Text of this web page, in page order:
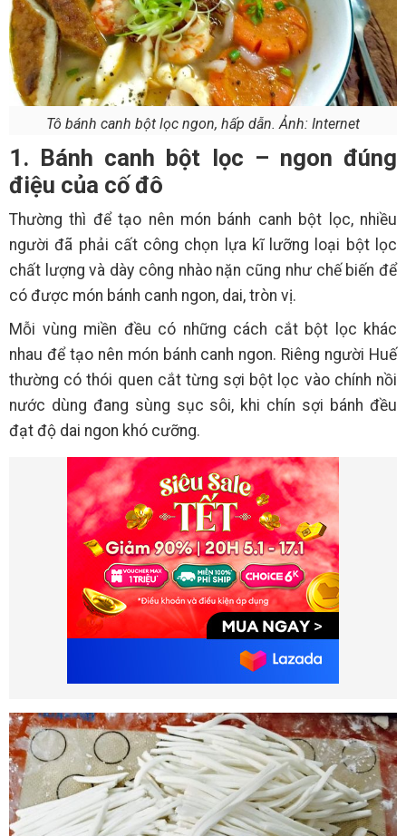
Tô bánh canh bột lọc ngon, hấp dẫn. Ảnh: Internet
1. Bánh canh bột lọc – ngon đúng
điệu của cố đô
Thường thì để tạo nên món bánh canh bột lọc, nhiều
người đã phải cất công chọn lựa kĩ lưỡng loại bột lọc
chất lượng và dày công nhào nặn cũng như chế biến để
có được món bánh canh ngon, dai, tròn vị.
Mỗi vùng miền đều có những cách cắt bột lọc khác
nhau để tạo nên món bánh canh ngon. Riêng người Huế
thường có thói quen cắt từng sợi bột lọc vào chính nồi
nước dùng đang sùng sục sôi, khi chín sợi bánh đều
đạt độ dai ngon khó cưỡng.